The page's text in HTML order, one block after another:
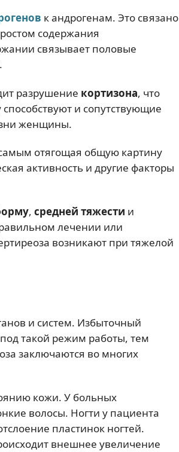
к андрогенам. Это связано
содержания
связывает половые
.
разрушение кортизона, что
способствуют и сопутствующие
женщины.
отягощая общую картину
активность и другие факторы
, средней тяжести и
лечении или
возникают при тяжелой
и систем. Избыточный
такой режим работы, тем
заключаются во многих
кожи. У больных
волосы. Ногти у пациента
пластинок ногтей.
внешнее увеличение